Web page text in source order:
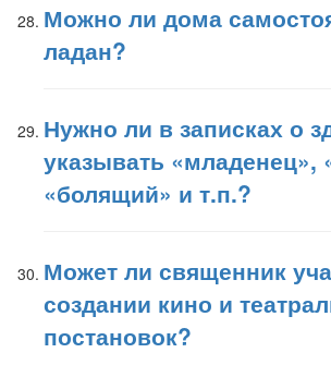
Можно ли дома
ладан?
Нужно ли в записках о
указывать «младенец»,
«болящий» и т.п.?
Может ли священник
создании кино и
постановок?